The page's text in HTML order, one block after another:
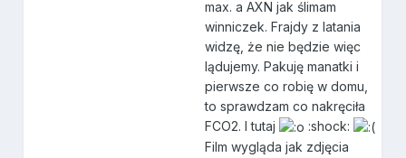
max. a AXN jak ślimam
winniczek. Frajdy z latania
widzę, że nie będzie więc
lądujemy. Pakuję manatki i
pierwsze co robię w domu,
to sprawdzam co nakręciła
FCO2. I tutaj
:shock:
Film wygląda jak zdjęcia